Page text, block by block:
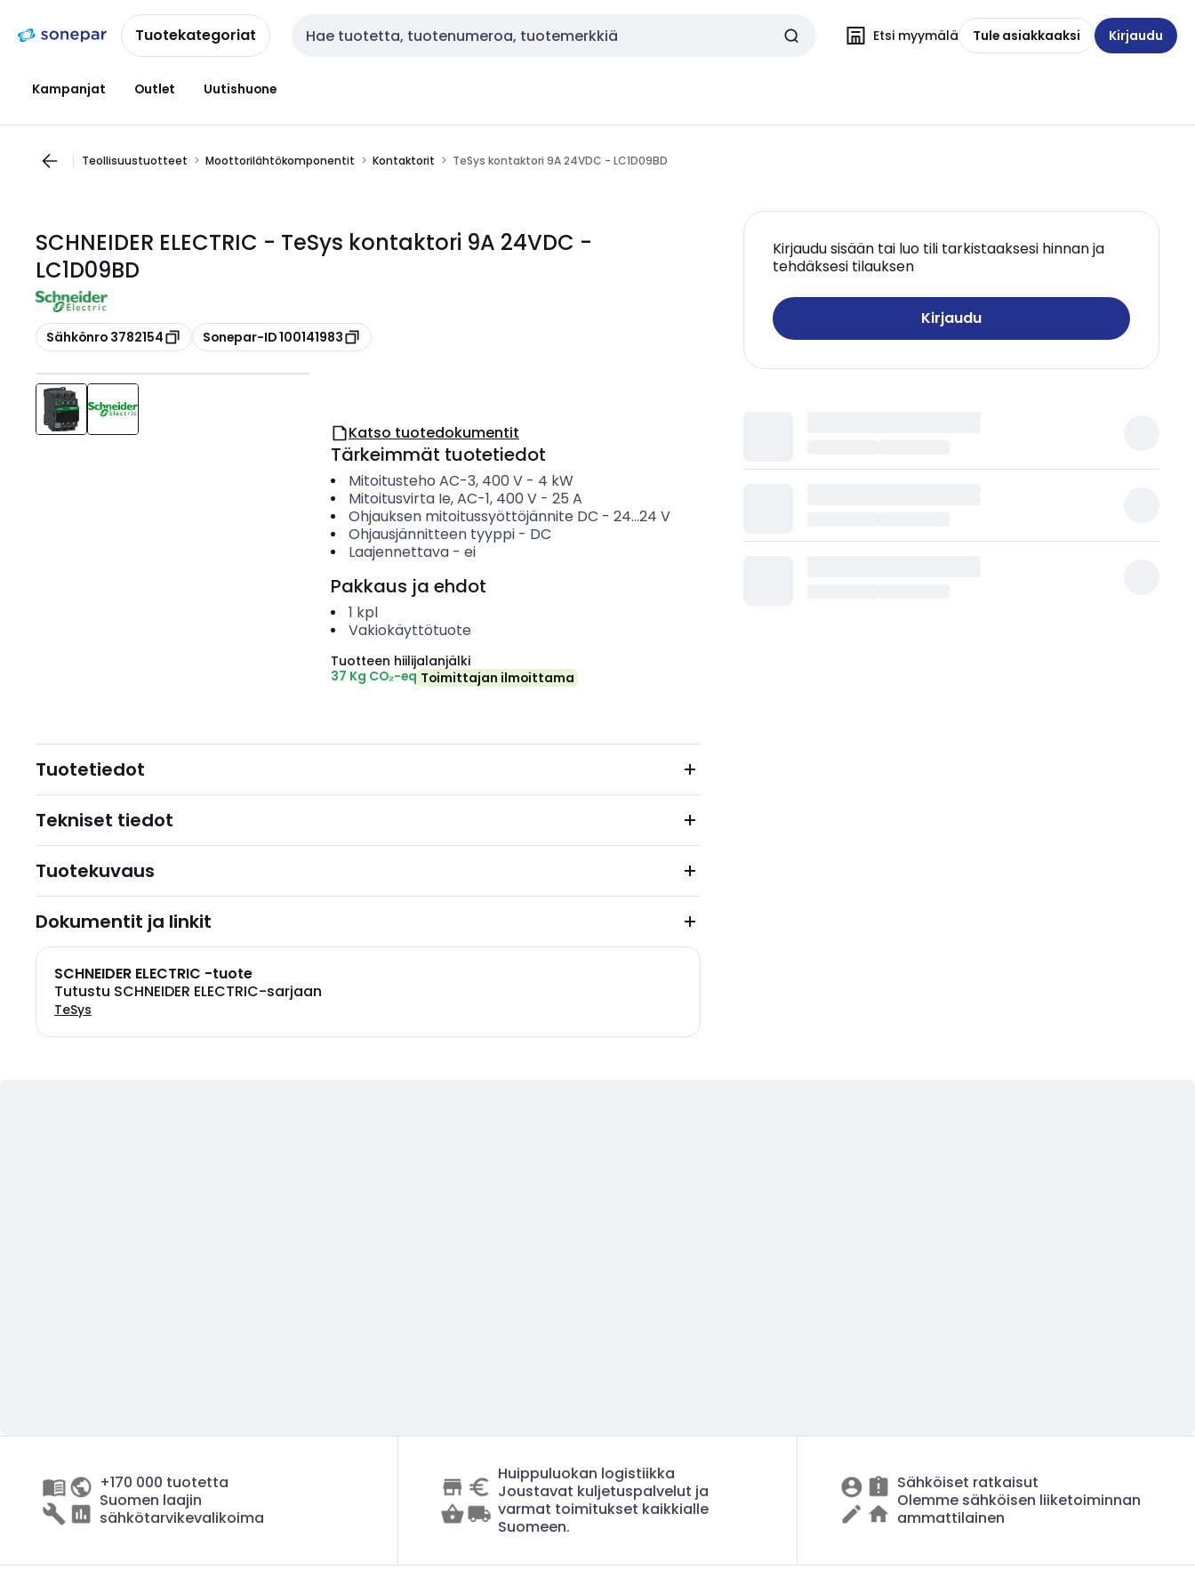
navigointiinsisältöönTuotekategoriat Haku Etsi myymälä Tule asiakkaaksi Kirjaudu
Kampanjat Outlet Uutishuone
Teollisuustuotteet Moottorilähtökomponentit Kontaktorit TeSys kontaktori 9A 24VDC - LC1D09BD
SCHNEIDER ELECTRIC - TeSys kontaktori 9A 24VDC -
LC1D09BD
Kopioi
Sähkönro 3782154 Kopioi
Sonepar-ID 100141983
Kirjaudu sisään tai luo tili tarkistaaksesi hinnan ja
tehdäksesi tilauksen
Kirjaudu
Katso tuotedokumentit
Tärkeimmät tuotetiedot
Mitoitusteho AC-3, 400 V- 4 kW
Mitoitusvirta Ie, AC-1, 400 V- 25 A
Ohjauksen mitoitussyöttöjännite DC - 24...24 V
Ohjausjännitteen tyyppi- DC
Laajennettava- ei
Pakkaus ja ehdot
1 kpl
Vakiokäyttötuote
Tuotteen hiilijalanjälki
37 Kg CO₂-eq Toimittajan ilmoittama
Tuotetiedot
Tekniset tiedot
Tuotekuvaus
Dokumentit ja linkit
SCHNEIDER ELECTRIC -tuote
Tutustu SCHNEIDER ELECTRIC-sarjaan
TeSys
+170 000 tuotetta
Suomen laajin
sähkötarvikevalikoima
Huippuluokan logistiikka
Joustavat kuljetuspalvelut ja
varmat toimitukset kaikkialle
Suomeen.
Sähköiset ratkaisut
Olemme sähköisen liiketoiminnan
ammattilainen